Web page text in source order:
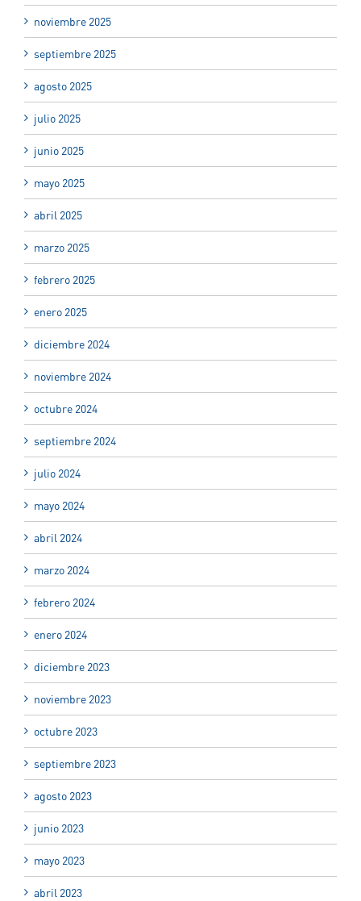
noviembre 2025
septiembre 2025
agosto 2025
julio 2025
junio 2025
mayo 2025
abril 2025
marzo 2025
febrero 2025
enero 2025
diciembre 2024
noviembre 2024
octubre 2024
septiembre 2024
julio 2024
mayo 2024
abril 2024
marzo 2024
febrero 2024
enero 2024
diciembre 2023
noviembre 2023
octubre 2023
septiembre 2023
agosto 2023
junio 2023
mayo 2023
abril 2023